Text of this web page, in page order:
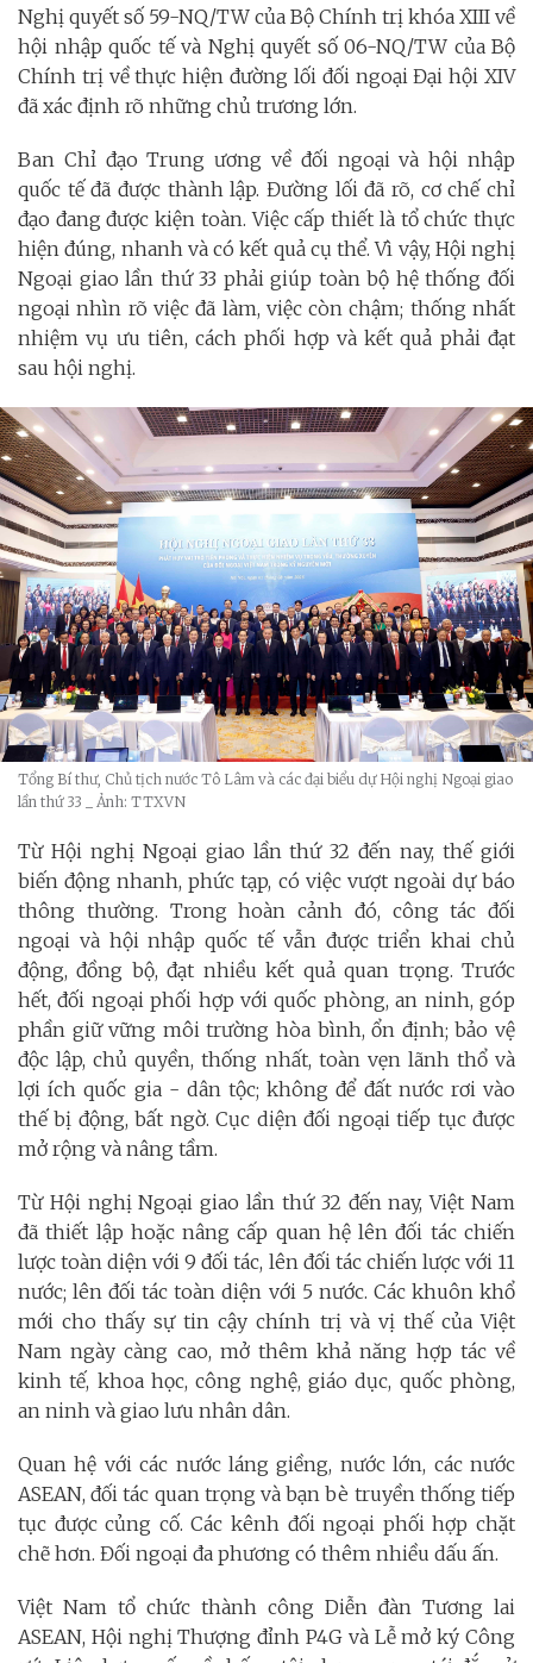
Nghị quyết số 59-NQ/TW của Bộ Chính trị khóa XIII về
hội nhập quốc tế và Nghị quyết số 06-NQ/TW của Bộ
Chính trị về thực hiện đường lối đối ngoại Đại hội XIV
đã xác định rõ những chủ trương lớn.
Ban Chỉ đạo Trung ương về đối ngoại và hội nhập
quốc tế đã được thành lập. Đường lối đã rõ, cơ chế chỉ
đạo đang được kiện toàn. Việc cấp thiết là tổ chức thực
hiện đúng, nhanh và có kết quả cụ thể. Vì vậy, Hội nghị
Ngoại giao lần thứ 33 phải giúp toàn bộ hệ thống đối
ngoại nhìn rõ việc đã làm, việc còn chậm; thống nhất
nhiệm vụ ưu tiên, cách phối hợp và kết quả phải đạt
sau hội nghị.
Tổng Bí thư, Chủ tịch nước Tô Lâm và các đại biểu dự Hội nghị Ngoại giao
lần thứ 33
_ Ảnh: TTXVN
Từ Hội nghị Ngoại giao lần thứ 32 đến nay, thế giới
biến động nhanh, phức tạp, có việc vượt ngoài dự báo
thông thường. Trong hoàn cảnh đó, công tác đối
ngoại và hội nhập quốc tế vẫn được triển khai chủ
động, đồng bộ, đạt nhiều kết quả quan trọng. Trước
hết, đối ngoại phối hợp với quốc phòng, an ninh, góp
phần giữ vững môi trường hòa bình, ổn định; bảo vệ
độc lập, chủ quyền, thống nhất, toàn vẹn lãnh thổ và
lợi ích quốc gia - dân tộc; không để đất nước rơi vào
thế bị động, bất ngờ. Cục diện đối ngoại tiếp tục được
mở rộng và nâng tầm.
Từ Hội nghị Ngoại giao lần thứ 32 đến nay, Việt Nam
đã thiết lập hoặc nâng cấp quan hệ lên đối tác chiến
lược toàn diện với 9 đối tác, lên đối tác chiến lược với 11
nước; lên đối tác toàn diện với 5 nước. Các khuôn khổ
mới cho thấy sự tin cậy chính trị và vị thế của Việt
Nam ngày càng cao, mở thêm khả năng hợp tác về
kinh tế, khoa học, công nghệ, giáo dục, quốc phòng,
an ninh và giao lưu nhân dân.
Quan hệ với các nước láng giềng, nước lớn, các nước
ASEAN, đối tác quan trọng và bạn bè truyền thống tiếp
tục được củng cố. Các kênh đối ngoại phối hợp chặt
chẽ hơn. Đối ngoại đa phương có thêm nhiều dấu ấn.
Việt Nam tổ chức thành công Diễn đàn Tương lai
ASEAN, Hội nghị Thượng đỉnh P4G và Lễ mở ký Công